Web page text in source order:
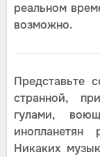
реальном
возможно.
Представьте
странной,
гулами,
инопланетян
Никаких